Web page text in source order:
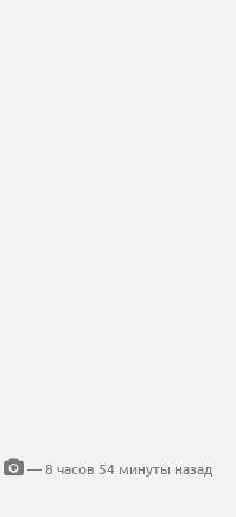
— 8 часов 54 минуты назад